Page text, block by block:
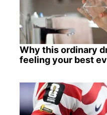
Why this ordinary
feeling your best